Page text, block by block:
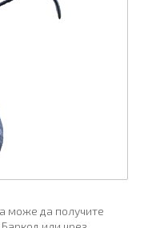
може да получите